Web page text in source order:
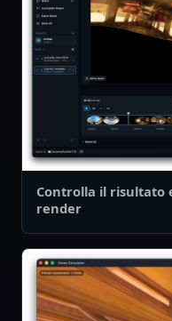
Controlla il risultato
render